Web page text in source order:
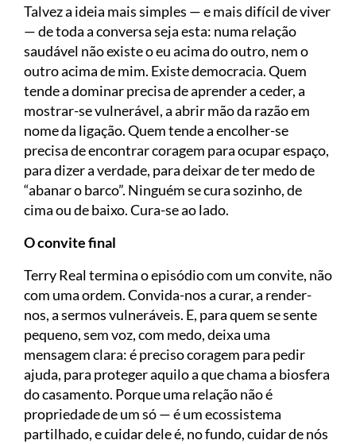
Talvez a ideia mais simples — e mais difícil de viver
— de toda a conversa seja esta: numa relação
saudável não existe o eu acima do outro, nem o
outro acima de mim. Existe democracia. Quem
tende a dominar precisa de aprender a ceder, a
mostrar-se vulnerável, a abrir mão da razão em
nome da ligação. Quem tende a encolher-se
precisa de encontrar coragem para ocupar espaço,
para dizer a verdade, para deixar de ter medo de
“abanar o barco”. Ninguém se cura sozinho, de
cima ou de baixo. Cura-se ao lado.
O convite final
Terry Real termina o episódio com um convite, não
com uma ordem. Convida-nos a curar, a render-
nos, a sermos vulneráveis. E, para quem se sente
pequeno, sem voz, com medo, deixa uma
mensagem clara: é preciso coragem para pedir
ajuda, para proteger aquilo a que chama a biosfera
do casamento. Porque uma relação não é
propriedade de um só — é um ecossistema
partilhado, e cuidar dele é, no fundo, cuidar de nós